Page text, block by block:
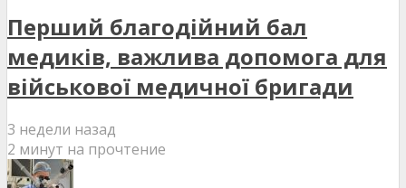
Перший благодійний бал
медиків, важлива допомога для
військової медичної бригади
3 недели назад
2 минут на прочтение